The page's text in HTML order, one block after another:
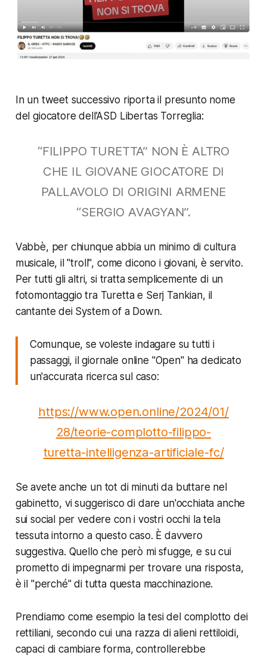
In un tweet successivo riporta il presunto nome
del giocatore dell’ASD Libertas Torreglia:
“FILIPPO TURETTA” NON È ALTRO
CHE IL GIOVANE GIOCATORE DI
PALLAVOLO DI ORIGINI ARMENE
“SERGIO AVAGYAN”.
Vabbè, per chiunque abbia un minimo di cultura
musicale, il "troll", come dicono i giovani, è servito.
Per tutti gli altri, si tratta semplicemente di un
fotomontaggio tra Turetta e Serj Tankian, il
cantante dei System of a Down.
Comunque, se voleste indagare su tutti i
passaggi, il giornale online "Open" ha dedicato
un'accurata ricerca sul caso:
https://www.open.online/2024/01/
28/teorie-complotto-filippo-
turetta-intelligenza-artificiale-fc/
Se avete anche un tot di minuti da buttare nel
gabinetto, vi suggerisco di dare un'occhiata anche
sui social per vedere con i vostri occhi la tela
tessuta intorno a questo caso. È davvero
suggestiva. Quello che però mi sfugge, e su cui
prometto di impegnarmi per trovare una risposta,
è il "perché" di tutta questa macchinazione.
Prendiamo come esempio la tesi del complotto dei
rettiliani, secondo cui una razza di alieni rettiloidi,
capaci di cambiare forma, controllerebbe